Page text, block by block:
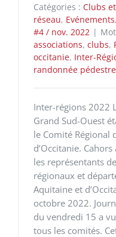
Catégories : Clubs
réseau, Evénements,
#4 / nov. 2022 |
associations, clubs,
occitanie, Inter-
randonnée pédestre
Inter-régions 2022
Grand Sud-Ouest
le Comité Régional
d’Occitanie.
les représentants
régionaux et
Aquitaine et
octobre 2022.
du vendredi 15 a
tous les comités.